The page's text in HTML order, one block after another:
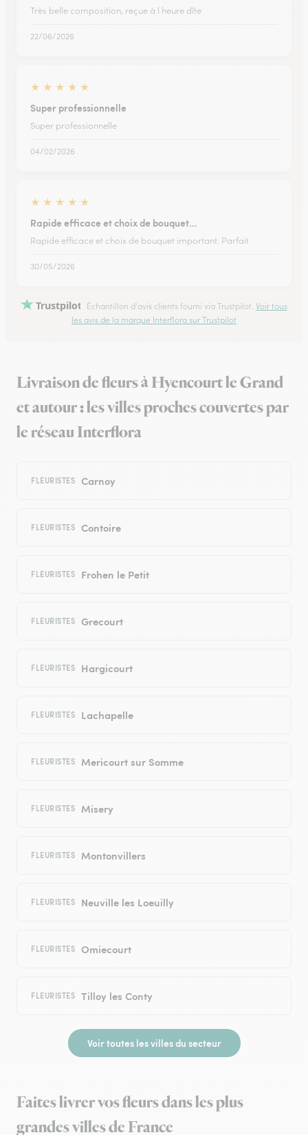
Très belle composition, reçue à l heure dîte
22/06/2026
★ ★ ★ ★ ★
Super professionnelle
Super professionnelle
04/02/2026
★ ★ ★ ★ ★
Rapide efficace et choix de bouquet…
Rapide efficace et choix de bouquet important. Parfait
30/05/2026
Trustpilot Échantillon d'avis clients fourni via Trustpilot. Voir tous
les avis de la marque Interflora sur Trustpilot
Livraison de fleurs à Hyencourt le Grand
et autour : les villes proches couvertes par
le réseau Interflora
FLEURISTES Carnoy
FLEURISTES Contoire
FLEURISTES Frohen le Petit
FLEURISTES Grecourt
FLEURISTES Hargicourt
FLEURISTES Lachapelle
FLEURISTES Mericourt sur Somme
FLEURISTES Misery
FLEURISTES Montonvillers
FLEURISTES Neuville les Loeuilly
FLEURISTES Omiecourt
FLEURISTES Tilloy les Conty
Voir toutes les villes du secteur
Faites livrer vos fleurs dans les plus
grandes villes de France